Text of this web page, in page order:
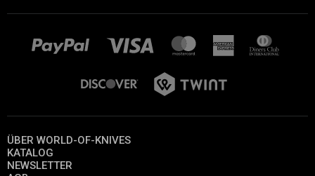
ÜBER WORLD-OF-KNIVES
KATALOG
NEWSLETTER